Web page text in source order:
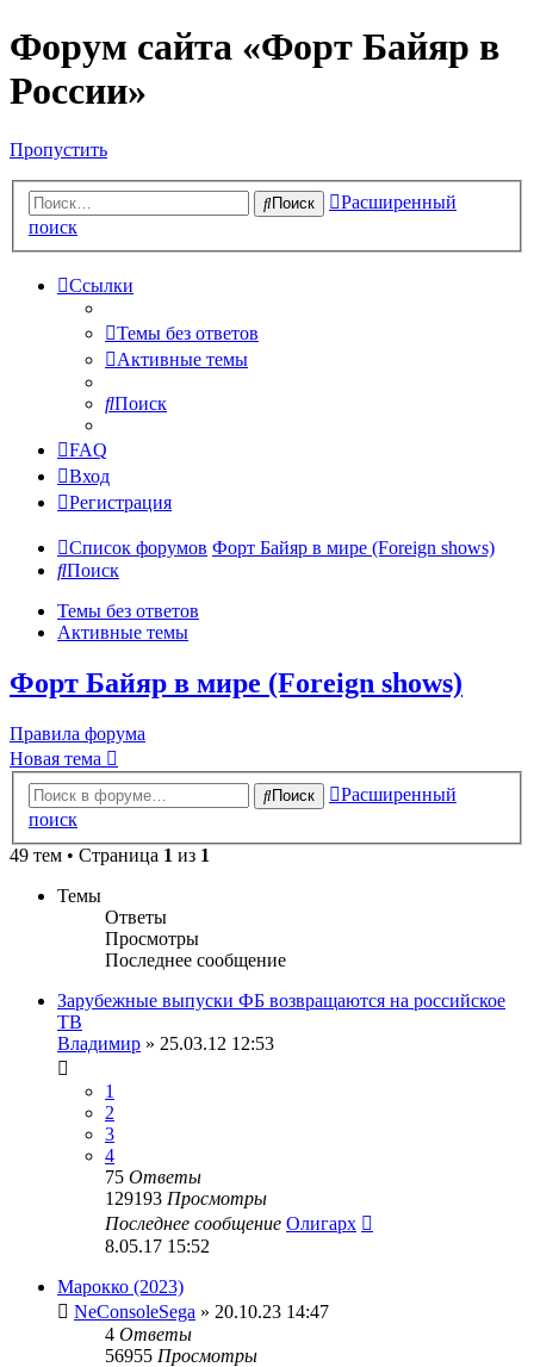
Форум сайта «Форт Байяр в
России»
Пропустить
Поиск
Расширенный
поиск
Ссылки
Темы без ответов
Активные темы
Поиск
FAQ
Вход
Регистрация
Список форумов Форт Байяр в мире (Foreign shows)
Поиск
Темы без ответов
Активные темы
Форт Байяр в мире (Foreign shows)
Правила форума
Новая тема
Поиск
Расширенный
поиск
49 тем • Страница 1 из 1
Темы
Ответы
Просмотры
Последнее сообщение
Зарубежные выпуски ФБ возвращаются на российское
ТВ
Владимир » 25.03.12 12:53
1
2
3
4
75 Ответы
129193 Просмотры
Последнее сообщение Олигарх
8.05.17 15:52
Марокко (2023)
NeConsoleSega » 20.10.23 14:47
4 Ответы
56955 Просмотры